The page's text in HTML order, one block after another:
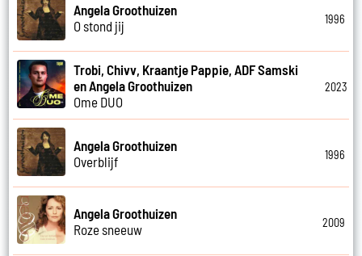
Angela Groothuizen
O stond jij
1996
Trobi, Chivv, Kraantje Pappie, ADF Samski
en Angela Groothuizen
Ome DUO
2023
Angela Groothuizen
Overblijf
1996
Angela Groothuizen
Roze sneeuw
2009